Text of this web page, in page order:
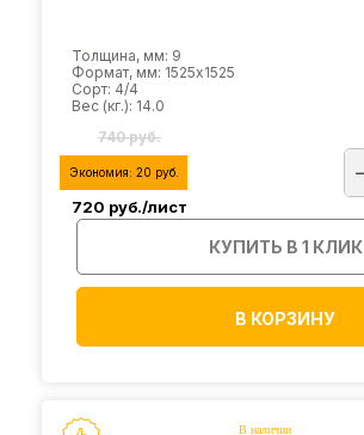
Толщина, мм: 9
Формат, мм: 1525х1525
Сорт: 4/4
Вес (кг.): 14.0
740 руб.
Экономия: 20 руб.
720 руб./лист
КУПИТЬ В 1 КЛИК
В КОРЗИНУ